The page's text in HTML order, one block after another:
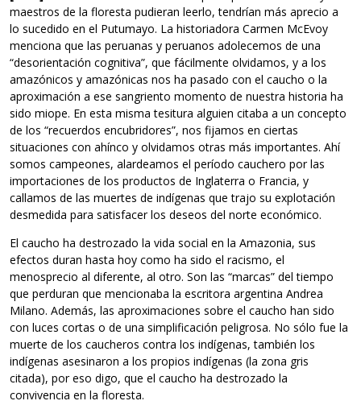
maestros de la floresta pudieran leerlo, tendrían más aprecio a
lo sucedido en el Putumayo. La historiadora Carmen McEvoy
menciona que las peruanas y peruanos adolecemos de una
“desorientación cognitiva”, que fácilmente olvidamos, y a los
amazónicos y amazónicas nos ha pasado con el caucho o la
aproximación a ese sangriento momento de nuestra historia ha
sido miope. En esta misma tesitura alguien citaba a un concepto
de los “recuerdos encubridores”, nos fijamos en ciertas
situaciones con ahínco y olvidamos otras más importantes. Ahí
somos campeones, alardeamos el período cauchero por las
importaciones de los productos de Inglaterra o Francia, y
callamos de las muertes de indígenas que trajo su explotación
desmedida para satisfacer los deseos del norte económico.
El caucho ha destrozado la vida social en la Amazonia, sus
efectos duran hasta hoy como ha sido el racismo, el
menosprecio al diferente, al otro. Son las “marcas” del tiempo
que perduran que mencionaba la escritora argentina Andrea
Milano. Además, las aproximaciones sobre el caucho han sido
con luces cortas o de una simplificación peligrosa. No sólo fue la
muerte de los caucheros contra los indígenas, también los
indígenas asesinaron a los propios indígenas (la zona gris
citada), por eso digo, que el caucho ha destrozado la
convivencia en la floresta.